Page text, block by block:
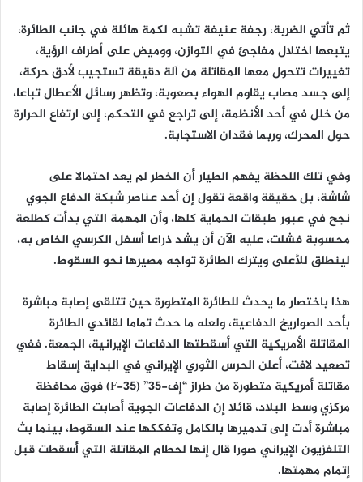
ثم تأتي الضربة، رجفة عنيفة تشبه لكمة هائلة في جانب الطائرة،
يتبعها اختلال مفاجئ في التوازن، ووميض على أطراف الرؤية،
تغييرات تتحول معها المقاتلة من آلة دقيقة تستجيب لأدق حركة،
إلى جسد مصاب يقاوم الهواء بصعوبة، وتظهر رسائل الأعطال تباعا،
من خلل في أحد الأنظمة، إلى تراجع في التحكم، إلى ارتفاع الحرارة
حول المحرك، وربما فقدان الاستجابة.
وفي تلك اللحظة يفهم الطيار أن الخطر لم يعد احتمالا على
شاشة، بل حقيقة واقعة تقول إن أحد عناصر شبكة الدفاع الجوي
نجح في عبور طبقات الحماية كلها، وأن المهمة التي بدأت كطلعة
محسوبة فشلت، عليه الآن أن يشد ذراعا أسفل الكرسي الخاص به،
لينطلق للأعلى ويترك الطائرة تواجه مصيرها نحو السقوط.
هذا باختصار ما يحدث للطائرة المتطورة حين تتلقى إصابة مباشرة
بأحد الصواريخ الدفاعية، ولعله ما حدث تماما لقائدي الطائرة
المقاتلة الأمريكية التي أسقطتها الدفاعات الإيرانية، الجمعة. ففي
تصعيد لافت، أعلن الحرس الثوري الإيراني في البداية إسقاط
مقاتلة أمريكية متطورة من طراز “إف-35” (F-35) فوق محافظة
مركزي وسط البلاد، قائلا إن الدفاعات الجوية أصابت الطائرة إصابة
مباشرة أدت إلى تدميرها بالكامل وتفككها عند السقوط، بينما بث
التلفزيون الإيراني صورا قال إنها لحطام المقاتلة التي أُسقطت قبل
إتمام مهمتها.